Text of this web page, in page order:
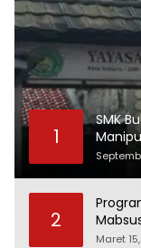
1
SMK
2
Maret